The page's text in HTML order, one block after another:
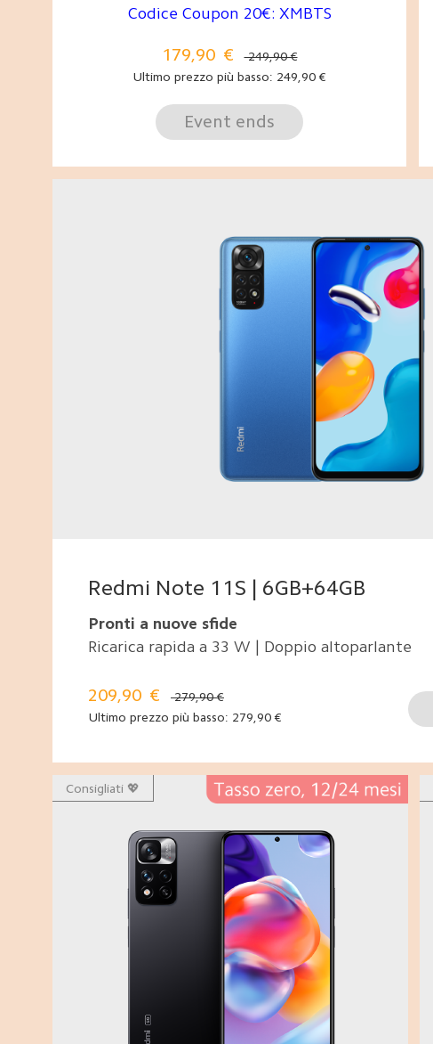
Codice Coupon 20€: XMBTS
179,90 €
249,90 €
Ultimo prezzo più basso: 249,90 €
Event ends
Redmi Note 11S | 6GB+64GB
Pronti a nuove sfide
Ricarica rapida a 33 W | Doppio altoparlante
209,90 €
279,90 €
Ultimo prezzo più basso: 279,90 €
Consigliati 💖